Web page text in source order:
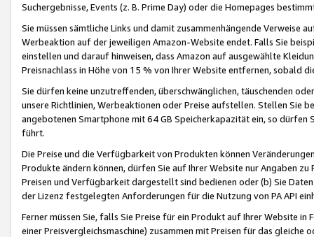
Suchergebnisse, Events (z. B. Prime Day) oder die Homepages
Sie müssen sämtliche Links und damit zusammenhängende
Werbeaktion auf der jeweiligen Amazon-Website endet. Falls Sie
einstellen und darauf hinweisen, dass Amazon auf ausgewählte
Preisnachlass in Höhe von 15 % von Ihrer Website entfernen, sobald
Sie dürfen keine unzutreffenden, überschwänglichen, täuschenden
unsere Richtlinien, Werbeaktionen oder Preise aufstellen. Stellen Sie
angebotenen Smartphone mit 64 GB Speicherkapazität ein, so dürfen
führt.
Die Preise und die Verfügbarkeit von Produkten können
Produkte ändern können, dürfen Sie auf Ihrer Website nur Angaben
Preisen und Verfügbarkeit dargestellt sind bedienen oder (b) Sie
der Lizenz festgelegten Anforderungen für die Nutzung von PA API
Ferner müssen Sie, falls Sie Preise für ein Produkt auf Ihrer Website
einer Preisvergleichsmaschine) zusammen mit Preisen für das